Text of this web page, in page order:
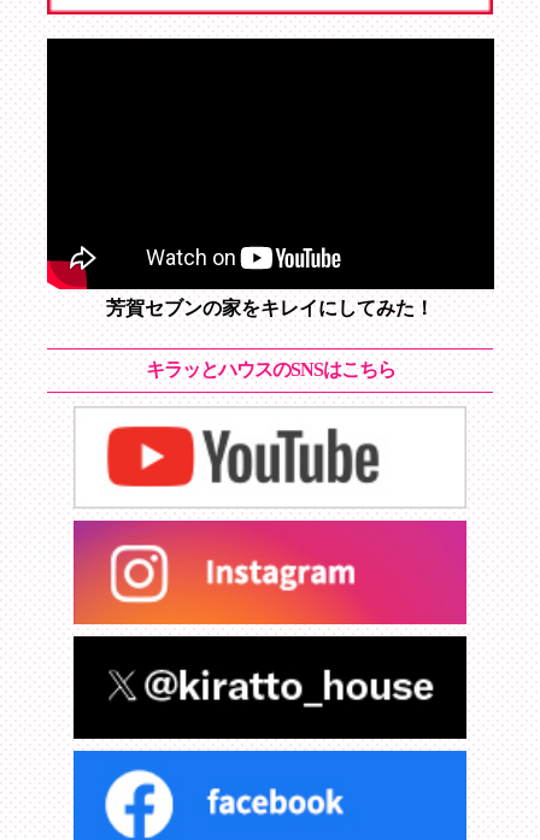
芳賀セブンの家をキレイにしてみた！
キラッとハウスのSNSはこちら